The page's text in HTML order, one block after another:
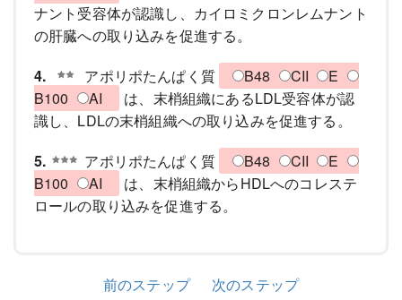
ナント受容体が認識し、カイロミクロンレムナント
の肝臓への取り込みを促進する。
4.
アポリポたんぱく質 B48 CII
E
B100
AI
は、末梢組織にあるLDL受容体が認
識し、LDLの末梢組織への取り込みを促進する。
5.
アポリポたんぱく質 B48 CII
E
B100
AI
は、末梢組織からHDLへのコレステ
ロールの取り込みを促進する。
前のステップ 次のステップ